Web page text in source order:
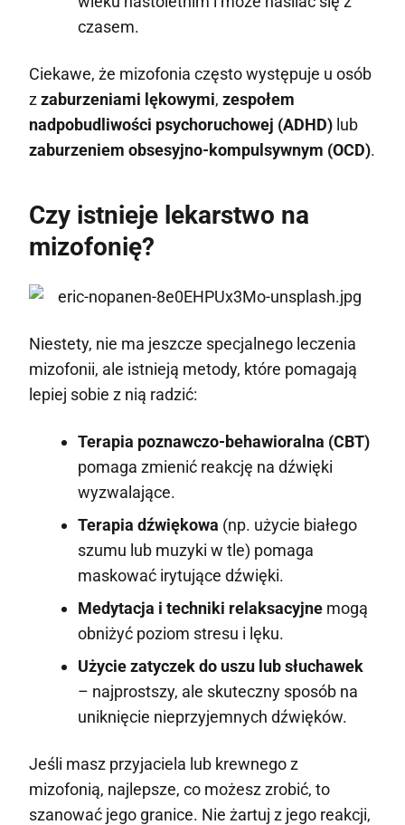
czasem.
Ciekawe, że mizofonia często występuje u osób
zzaburzeniami lękowymi, zespołem
nadpobudliwości psychoruchowej (ADHD) lub
zaburzeniem obsesyjno-kompulsywnym (OCD).
Czy istnieje lekarstwo na
mizofonię?
Niestety, nie ma jeszcze specjalnego leczenia
mizofonii, ale istnieją metody, które pomagają
lepiej sobie z nią radzić:
Terapia poznawczo-behawioralna (CBT)
pomaga zmienić reakcję na dźwięki
wyzwalające.
Terapia dźwiękowa (np. użycie białego
szumu lub muzyki w tle) pomaga
maskować irytujące dźwięki.
Medytacja i techniki relaksacyjne mogą
obniżyć poziom stresu i lęku.
Użycie zatyczek do uszu lub słuchawek
– najprostszy, ale skuteczny sposób na
uniknięcie nieprzyjemnych dźwięków.
Jeśli masz przyjaciela lub krewnego z
mizofonią, najlepsze, co możesz zrobić, to
szanować jego granice. Nie żartuj z jego reakcji,